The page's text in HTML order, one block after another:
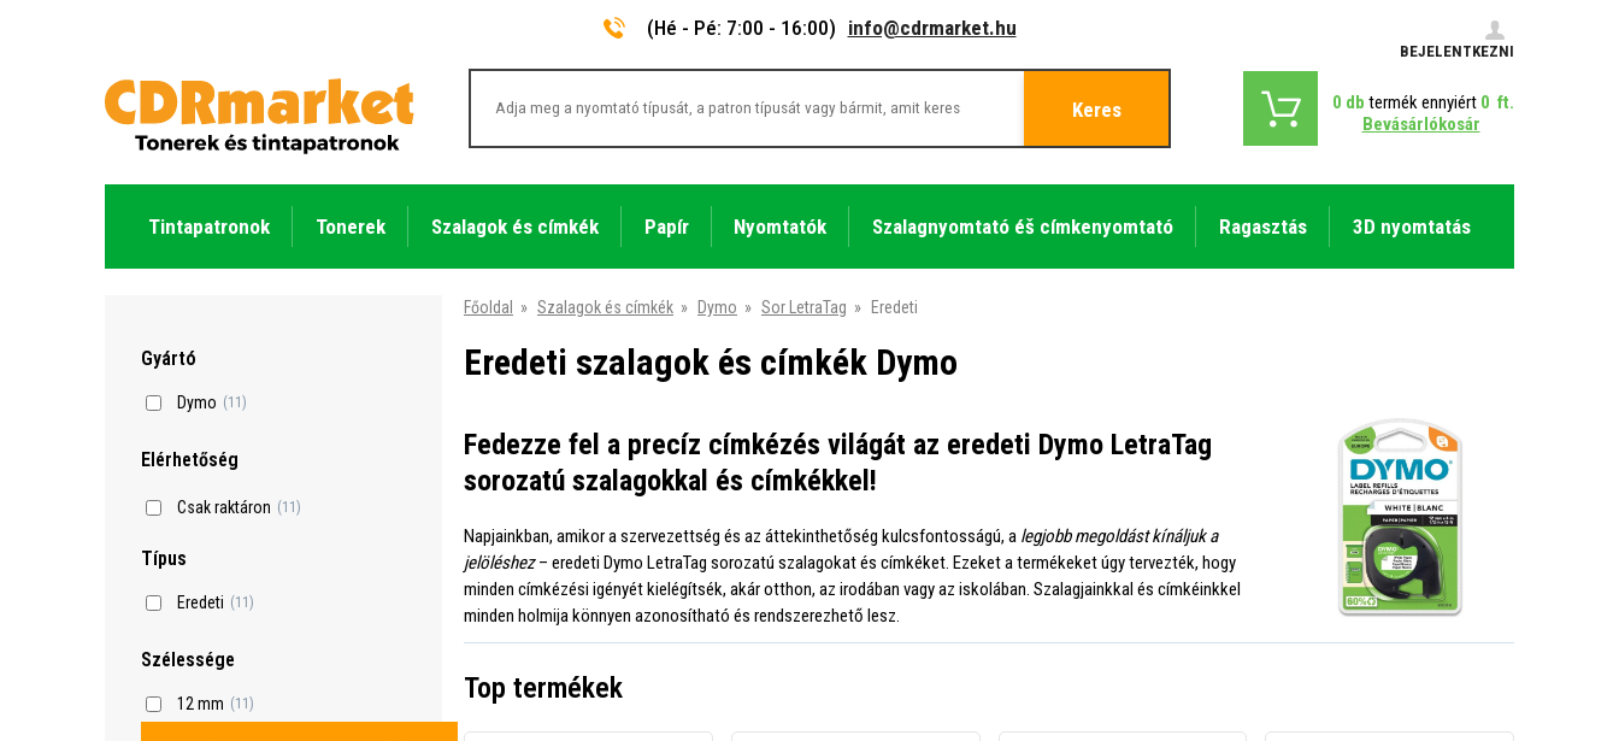
(Hé - Pé: 7:00 - 16:00) info@cdrmarket.hu
BEJELENTKEZNI
Keres 0 db termék ennyiért 0 ft.
Bevásárlókosár
Tintapatronok Tonerek Szalagok és címkék Papír Nyomtatók Szalagnyomtató éš címkenyomtató Ragasztás 3D nyomtatás
Gyártó
Dymo (11)
Elérhetőség
Csak raktáron (11)
Típus
Eredeti (11)
Szélessége
12 mm (11)
Főoldal » Szalagok és címkék » Dymo » Sor LetraTag » Eredeti
Eredeti szalagok és címkék Dymo
Fedezze fel a precíz címkézés világát az eredeti Dymo LetraTag
sorozatú szalagokkal és címkékkel!
Napjainkban, amikor a szervezettség és az áttekinthetőség kulcsfontosságú, a legjobb megoldást kínáljuk a
jelöléshez– eredeti Dymo LetraTag sorozatú szalagokat és címkéket. Ezeket a termékeket úgy tervezték, hogy
minden címkézési igényét kielégítsék, akár otthon, az irodában vagy az iskolában. Szalagjainkkal és címkéinkkel
minden holmija könnyen azonosítható és rendszerezhető lesz.
Top termékek